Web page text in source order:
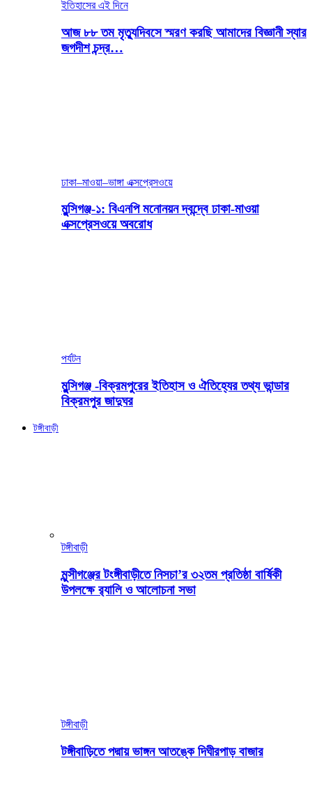
ইতিহাসের এই দিনে
আজ ৮৮ তম মৃত্যুদিবসে স্মরণ করছি আমাদের বিজ্ঞানী স্যার
জগদীশ চন্দ্র…
ঢাকা–মাওয়া–ভাঙ্গা এক্সপ্রেসওয়ে
মুন্সিগঞ্জ-১: বিএনপি মনোনয়ন দ্বন্দ্বে ঢাকা-মাওয়া
এক্সপ্রেসওয়ে অবরোধ
পর্যটন
মুন্সিগঞ্জ -বিক্রমপুরের ইতিহাস ও ঐতিহ্যের তথ্য ভান্ডার
বিক্রমপুর জাদুঘর
টঙ্গীবাড়ী
টঙ্গীবাড়ী
মুন্সীগঞ্জের টংঙ্গীবাড়ীতে নিসচা’র ৩২তম প্রতিষ্ঠা বার্ষিকী
উপলক্ষে র‍্যালি ও আলোচনা সভা
টঙ্গীবাড়ী
টঙ্গীবাড়িতে পদ্মায় ভাঙ্গন আতঙ্কে দিঘীরপাড় বাজার